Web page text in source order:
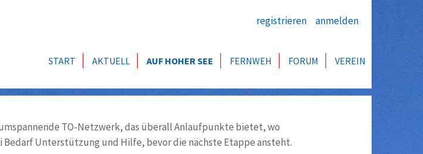
registrieren anmelden
START AKTUELL AUF HOHER SEE FERNWEH FORUM VEREIN
TO-Netzwerk, das überall Anlaufpunkte bietet, wo
Bedarf Unterstützung und Hilfe, bevor die nächste Etappe ansteht.